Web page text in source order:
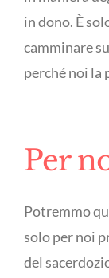
in dono. È
camminare
perché noi la
Per
Potremmo
solo per noi
del